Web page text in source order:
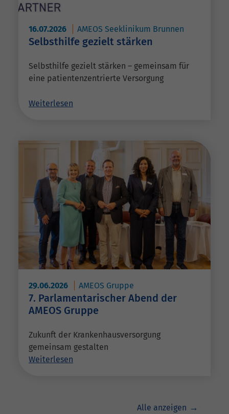
16.07.2026 AMEOS Seeklinikum Brunnen
Selbsthilfe gezielt stärken
Selbsthilfe gezielt stärken – gemeinsam für
eine patientenzentrierte Versorgung
Weiterlesen
29.06.2026 AMEOS Gruppe
7. Parlamentarischer Abend der
AMEOS Gruppe
Zukunft der Krankenhausversorgung
gemeinsam gestalten
Weiterlesen
Alle anzeigen